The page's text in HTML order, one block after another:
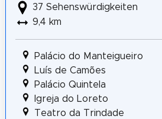
37 Sehenswürdigkeiten
9,4 km
Palácio do Manteigueiro
Luís de Camões
Palácio Quintela
Igreja do Loreto
Teatro da Trindade